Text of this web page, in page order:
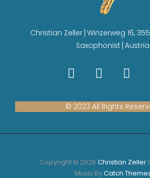
Christian Zeller Winzerweg 16,
Saxophonist Austria
© 2023 All Rights
Copyright © 2026 Christian Zeller |
Music ByCatch